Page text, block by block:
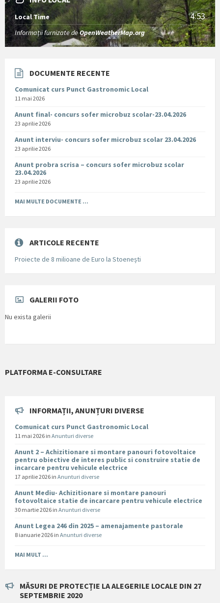
Local Time 4:53
Informații furnizate deOpenWeatherMap.org
DOCUMENTE RECENTE
Comunicat curs Punct Gastronomic Local
11 mai 2026
Anunt final- concurs sofer microbuz scolar-23.04.2026
23 aprilie 2026
Anunt interviu- concurs sofer microbuz scolar 23.04.2026
23 aprilie 2026
Anunt probra scrisa – concurs sofer microbuz scolar
23.04.2026
23 aprilie 2026
MAI MULTE DOCUMENTE ...
ARTICOLE RECENTE
Proiecte de 8 milioane de Euro la Stoenești
GALERII FOTO
Nu exista galerii
PLATFORMA E-CONSULTARE
INFORMAȚII, ANUNȚURI DIVERSE
Comunicat curs Punct Gastronomic Local
11 mai 2026 in Anunturi diverse
Anunt 2 – Achizitionare si montare panouri fotovoltaice
pentru obiective de interes public si construire statie de
incarcare pentru vehicule electrice
17 aprilie 2026 in Anunturi diverse
Anunt Mediu- Achizitionare si montare panouri
fotovoltaice statie de incarcare pentru vehicule electrice
30 martie 2026 in Anunturi diverse
Anunt Legea 246 din 2025 – amenajamente pastorale
8 ianuarie 2026 in Anunturi diverse
MAI MULT ...
MĂSURI DE PROTECȚIE LA ALEGERILE LOCALE DIN 27
SEPTEMBRIE 2020